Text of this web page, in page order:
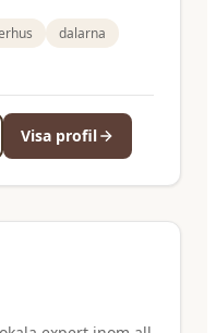
dalarna
Visa profil